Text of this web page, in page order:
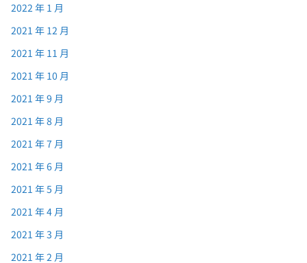
2022 年 1 月
2021 年 12 月
2021 年 11 月
2021 年 10 月
2021 年 9 月
2021 年 8 月
2021 年 7 月
2021 年 6 月
2021 年 5 月
2021 年 4 月
2021 年 3 月
2021 年 2 月